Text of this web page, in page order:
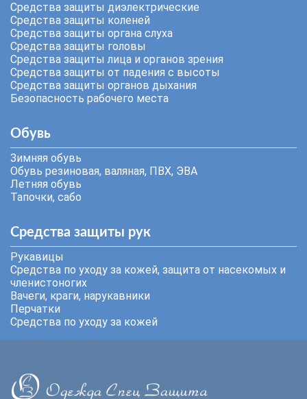
Средства защиты диэлектрические
Средства защиты коленей
Средства защиты органа слуха
Средства защиты головы
Средства защиты лица и органов зрения
Средства защиты от падения с высоты
Средства защиты органов дыхания
Безопасность рабочего места
Обувь
Зимняя обувь
Обувь резиновая, валяная, ПВХ, ЭВА
Летняя обувь
Тапочки, сабо
Средства защиты рук
Рукавицы
Средства по уходу за кожей, защита от насекомых и
членистоногих
Вачеги, краги, нарукавники
Перчатки
Средства по уходу за кожей